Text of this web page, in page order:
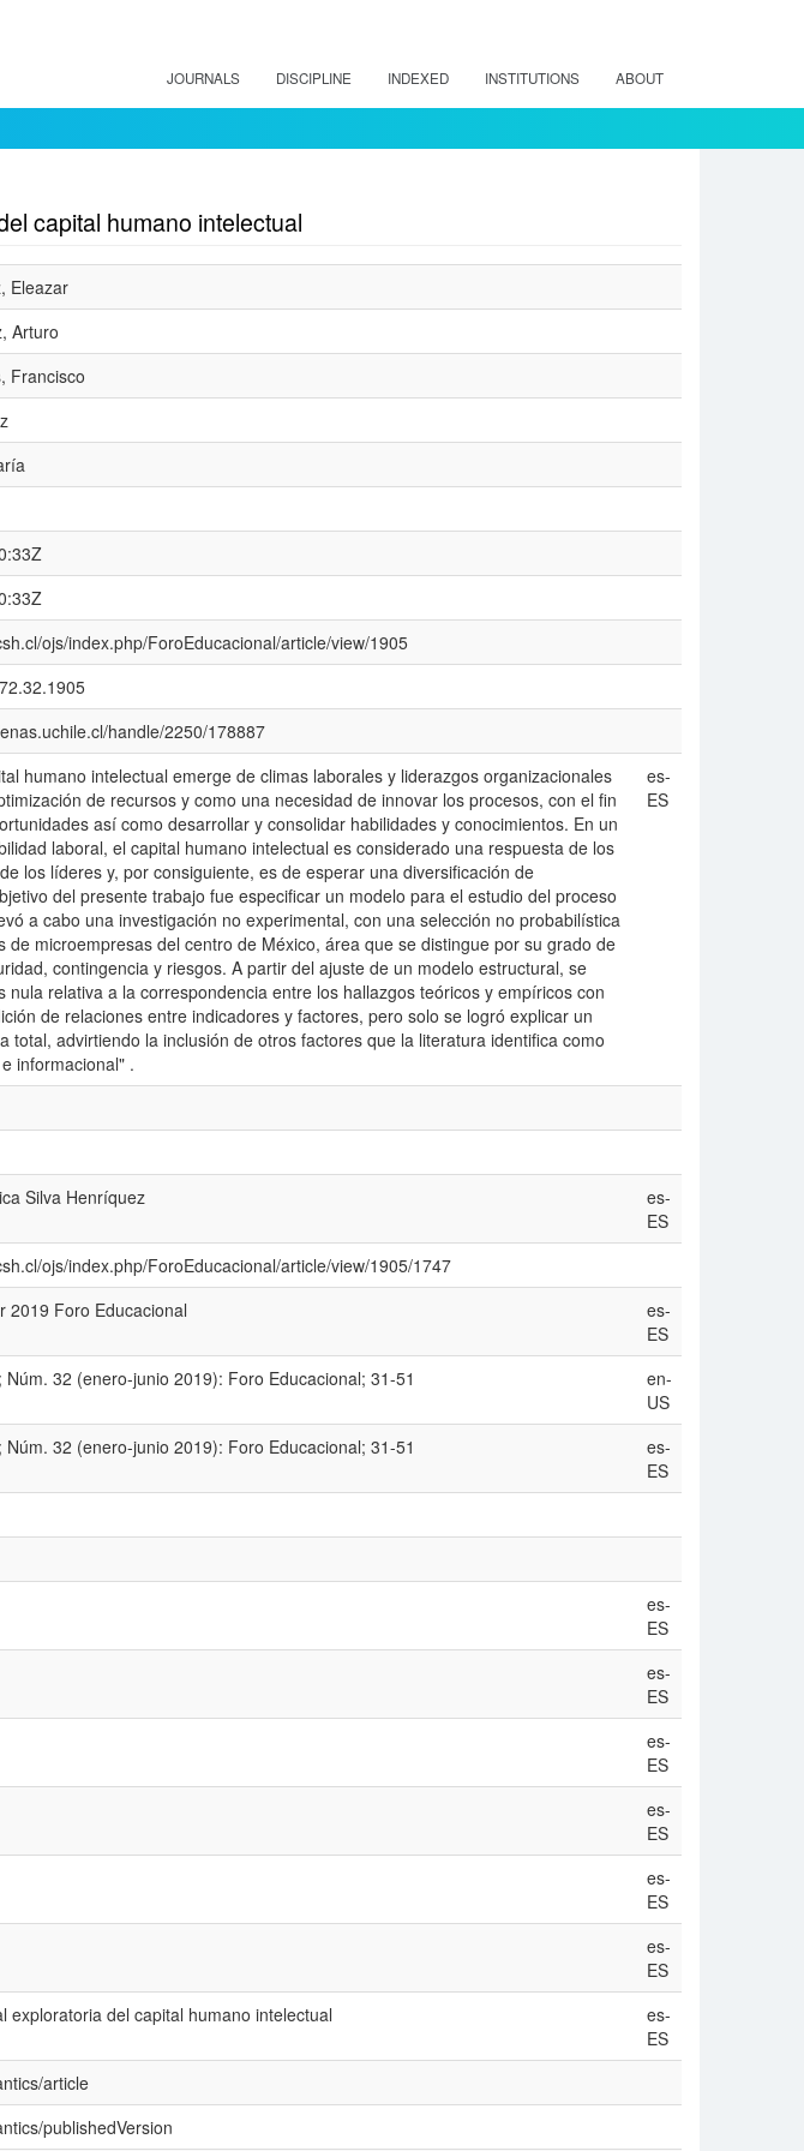
JOURNALS DISCIPLINE INDEXED INSTITUTIONS ABOUT
capital humano intelectual
Eleazar
Arturo
Francisco
ojs/index.php/ForoEducacional/article/view/1905
handle/2250/178887
humano intelectual emerge de climas laborales y liderazgos organizacionales
de recursos y como una necesidad de innovar los procesos, con el fin
así­ como desarrollar y consolidar habilidades y conocimientos. En un
laboral, el capital humano intelectual es considerado una respuesta de los
los lí­deres y, por consiguiente, es de esperar una diversificación de
del presente trabajo fue especificar un modelo para el estudio del proceso
a cabo una investigación no experimental, con una selección no probabilí­stica
de microempresas del centro de México, área que se distingue por su grado de
contingencia y riesgos. A partir del ajuste de un modelo estructural, se
nula relativa a la correspondencia entre los hallazgos teóricos y empí­ricos con
de relaciones entre indicadores y factores, pero solo se logró explicar un
total, advirtiendo la inclusión de otros factores que la literatura identifica como
informacional" .
es-
ES
Silva Henrí­quez
es-
ES
ojs/index.php/ForoEducacional/article/view/1905/1747
2019 Foro Educacional
es-
ES
Núm. 32 (enero-junio 2019): Foro Educacional; 31-51
en-
US
Núm. 32 (enero-junio 2019): Foro Educacional; 31-51
es-
ES
es-
ES
es-
ES
es-
ES
es-
ES
es-
ES
es-
ES
exploratoria del capital humano intelectual
es-
ES
article
publishedVersion